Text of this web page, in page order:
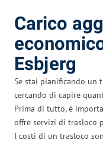
Carico
Esbjerg
Se stai pianificando un
cercando di capire
Prima di tutto, è
offre servizi di trasloco
I costi di un trasloco